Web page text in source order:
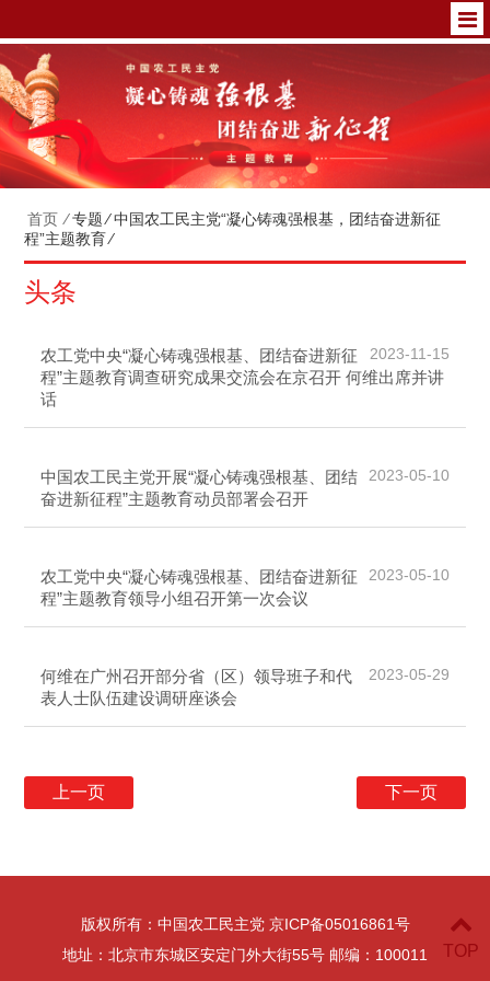
首页 ⁄专题⁄中国农工民主党“凝心铸魂强根基，团结奋进新征
程”主题教育⁄
头条
2023-11-15
农工党中央“凝心铸魂强根基、团结奋进新征
程”主题教育调查研究成果交流会在京召开 何维出席并讲
话
2023-05-10
中国农工民主党开展“凝心铸魂强根基、团结
奋进新征程”主题教育动员部署会召开
2023-05-10
农工党中央“凝心铸魂强根基、团结奋进新征
程”主题教育领导小组召开第一次会议
2023-05-29
何维在广州召开部分省（区）领导班子和代
表人士队伍建设调研座谈会
上一页 下一页
版权所有：中国农工民主党 京ICP备05016861号
地址：北京市东城区安定门外大街55号 邮编：100011
TOP